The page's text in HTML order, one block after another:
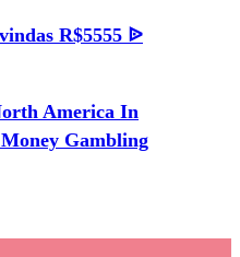
R$5555 ᐉ
America In
Gambling